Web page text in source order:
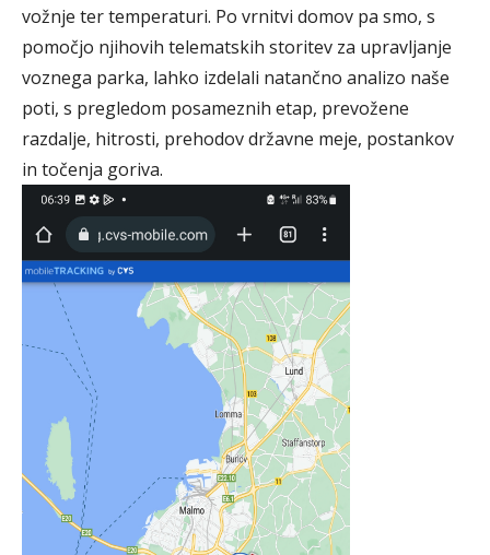
vožnje ter temperaturi. Po vrnitvi domov pa smo, s
pomočjo njihovih telematskih storitev za upravljanje
voznega parka, lahko izdelali natančno analizo naše
poti, s pregledom posameznih etap, prevožene
razdalje, hitrosti, prehodov državne meje, postankov
in točenja goriva.